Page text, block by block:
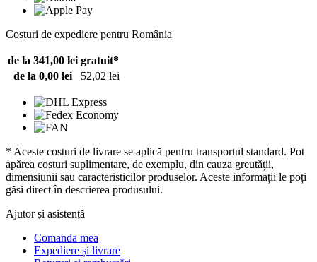
Costuri de expediere pentru România
de la 341,00 lei gratuit*
de la 0,00 lei
52,02 lei
* Aceste costuri de livrare se aplică pentru transportul standard. Pot
apărea costuri suplimentare, de exemplu, din cauza greutății,
dimensiunii sau caracteristicilor produselor. Aceste informații le poți
găsi direct în descrierea produsului.
Ajutor și asistență
Comanda mea
Expediere și livrare